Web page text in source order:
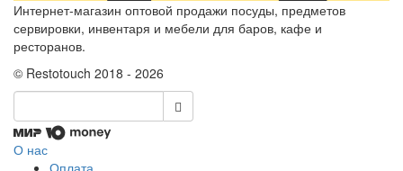
Интернет-магазин оптовой продажи посуды, предметов
сервировки, инвентаря и мебели для баров, кафе и
ресторанов.
© Restotouch 2018 - 2026
О нас
Оплата